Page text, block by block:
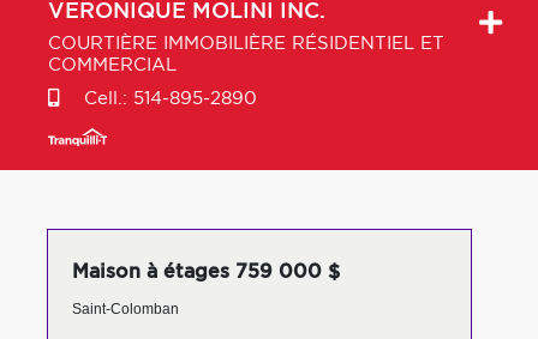
VERONIQUE MOLINI INC.
COURTIÈRE IMMOBILIÈRE RÉSIDENTIEL ET
COMMERCIAL
Cell.: 514-895-2890
Maison à étages 759 000 $
Saint-Colomban